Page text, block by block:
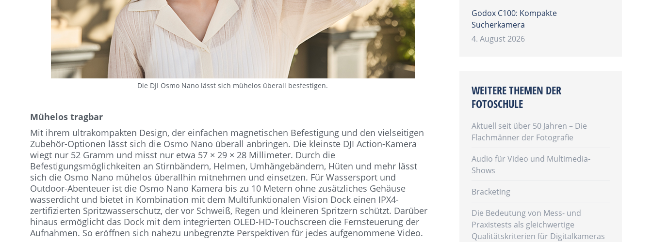
Die DJI Osmo Nano lässt sich mühelos überall besfestigen.
Mühelos tragbar
Mit ihrem ultrakompakten Design, der einfachen magnetischen Befestigung und den vielseitigen
Zubehör-Optionen lässt sich die Osmo Nano überall anbringen. Die kleinste DJI Action-Kamera
wiegt nur 52 Gramm und misst nur etwa 57 × 29 × 28 Millimeter. Durch die
Befestigungsmöglichkeiten an Stirnbändern, Helmen, Umhängebändern, Hüten und mehr lässt
sich die Osmo Nano mühelos überallhin mitnehmen und einsetzen. Für Wassersport und
Outdoor-Abenteuer ist die Osmo Nano Kamera bis zu 10 Metern ohne zusätzliches Gehäuse
wasserdicht und bietet in Kombination mit dem Multifunktionalen Vision Dock einen IPX4-
zertifizierten Spritzwasserschutz, der vor Schweiß, Regen und kleineren Spritzern schützt. Darüber
hinaus ermöglicht das Dock mit dem integrierten OLED-HD-Touchscreen die Fernsteuerung der
Aufnahmen. So eröffnen sich nahezu unbegrenzte Perspektiven für jedes aufgenommene Video.
Godox C100: Kompakte
Sucherkamera
4. August 2026
WEITERE THEMEN DER
FOTOSCHULE
Aktuell seit über 50 Jahren – Die
Flachmänner der Fotografie
Audio für Video und Multimedia-
Shows
Bracketing
Die Bedeutung von Mess- und
Praxistests als gleichwertige
Qualitätskriterien für Digitalkameras